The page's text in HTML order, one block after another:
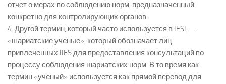
отчет о мерах по соблюдению норм, предназначенный
конкретно для контролирующих органов.
4. Другой термин, который часто используется в IFSI, —
«шариатские ученые», который обозначает лиц,
привлеченных IIFS для предоставления консультаций по
процессу соблюдения шариатских норм. В то время как
термин «ученый» используется как прямой перевод для